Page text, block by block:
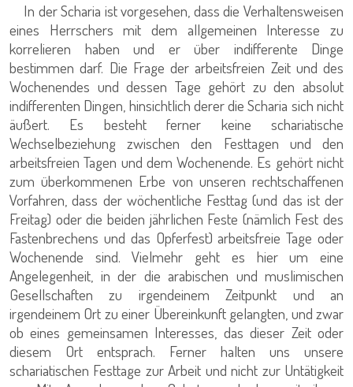
In der Scharia ist vorgesehen, dass die Verhaltensweisen
eines Herrschers mit dem allgemeinen Interesse zu
korrelieren haben und er über indifferente Dinge
bestimmen darf. Die Frage der arbeitsfreien Zeit und des
Wochenendes und dessen Tage gehört zu den absolut
indifferenten Dingen, hinsichtlich derer die Scharia sich nicht
äußert. Es besteht ferner keine schariatische
Wechselbeziehung zwischen den Festtagen und den
arbeitsfreien Tagen und dem Wochenende. Es gehört nicht
zum überkommenen Erbe von unseren rechtschaffenen
Vorfahren, dass der wöchentliche Festtag (und das ist der
Freitag) oder die beiden jährlichen Feste (nämlich Fest des
Fastenbrechens und das Opferfest) arbeitsfreie Tage oder
Wochenende sind. Vielmehr geht es hier um eine
Angelegenheit, in der die arabischen und muslimischen
Gesellschaften zu irgendeinem Zeitpunkt und an
irgendeinem Ort zu einer Übereinkunft gelangten, und zwar
ob eines gemeinsamen Interesses, das dieser Zeit oder
diesem Ort entsprach. Ferner halten uns unsere
schariatischen Festtage zur Arbeit und nicht zur Untätigkeit